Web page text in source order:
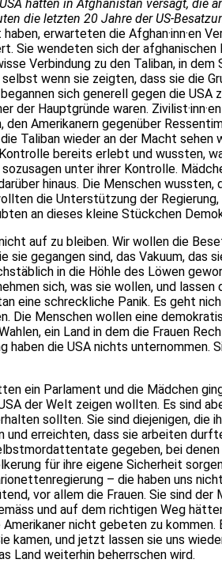
hätten in Afghanistan versagt, die
die letzten 20 Jahre der US-
erwarteten die Afghan·inn·en
Sie wendeten sich der afghanischen
Verbindung zu den Taliban, in dem
wenn sie zeigten, dass sie die
sich generell gegen die USA
der Hauptgründe waren.
den Amerikanern gegenüber
Taliban wieder an der Macht sehen
bereits erlebt und wussten,
unter ihrer Kontrolle.
hinaus. Die Menschen wussten,
die Unterstützung der
an dieses kleine Stückchen
auf zu bleiben. Wir wollen die
sie gegangen sind, das Vakuum, das
in die Höhle des Löwen
sich, was sie wollen, und
eine schreckliche Panik. Es geht
Die Menschen wollen eine
ein Land in dem die Frauen
haben die USA nichts unternommen.
ein Parlament und die Mädchen
der Welt zeigen wollten. Es sind
sollten. Sie sind diejenigen, die
und erreichten, dass sie arbeiten
gegeben, bei denen
für ihre eigene Sicherheit
– die haben uns
vor allem die Frauen. Sie sind der
und auf dem richtigen Weg
nicht gebeten zu kommen.
kamen, und jetzt lassen sie uns
Land weiterhin beherrschen wird.